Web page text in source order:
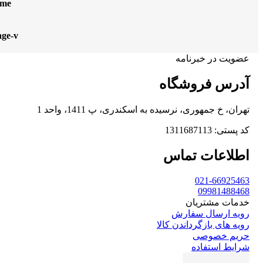
v
عضویت در خبرنامه
آدرس فروشگاه
تهران، خ جمهوری، نرسیده به اسکندری، پ 1411، واحد 1
کد پستی: 1311687113
اطلاعات تماس
021-66925463
09981488468
خدمات مشتریان
رویه ارسال سفارش
رویه های بازگرداندن کالا
حریم خصوصی
شرایط استفاده